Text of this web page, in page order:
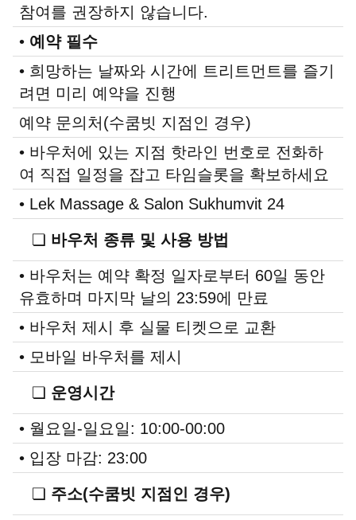
참여를 권장하지 않습니다.
• 예약 필수
• 희망하는 날짜와 시간에 트리트먼트를 즐기
려면 미리 예약을 진행
예약 문의처(수쿰빗 지점인 경우)
• 바우처에 있는 지점 핫라인 번호로 전화하
여 직접 일정을 잡고 타임슬롯을 확보하세요
• Lek Massage & Salon Sukhumvit 24
❏ 바우처 종류 및 사용 방법
• 바우처는 예약 확정 일자로부터 60일 동안
유효하며 마지막 날의 23:59에 만료
• 바우처 제시 후 실물 티켓으로 교환
• 모바일 바우처를 제시
❏ 운영시간
• 월요일-일요일: 10:00-00:00
• 입장 마감: 23:00
❏ 주소(수쿰빗 지점인 경우)